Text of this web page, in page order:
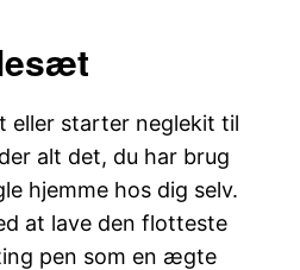
starter neglekit til
alt det, du har brug
hjemme hos dig selv.
at lave den flotteste
pen som en ægte